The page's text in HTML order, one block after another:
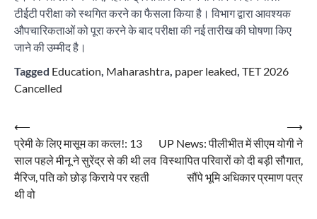
टीईटी परीक्षा को स्थगित करने का फैसला किया है। विभाग द्वारा आवश्यक
औपचारिकताओं को पूरा करने के बाद परीक्षा की नई तारीख की घोषणा किए
जाने की उम्मीद है।
Tagged Education, Maharashtra, paper leaked, TET 2026
Cancelled
Post
navigation
⟵
प्रेमी के लिए मासूम का कत्ल!: 13
साल पहले मीनू ने सुरेंद्र से की थी लव
मैरिज, पति को छोड़ किराये पर रहती
थी वो
UP News: पीलीभीत में सीएम योगी ने
विस्थापित परिवारों को दी बड़ी सौगात,
सौंपे भूमि अधिकार प्रमाण पत्र
⟶